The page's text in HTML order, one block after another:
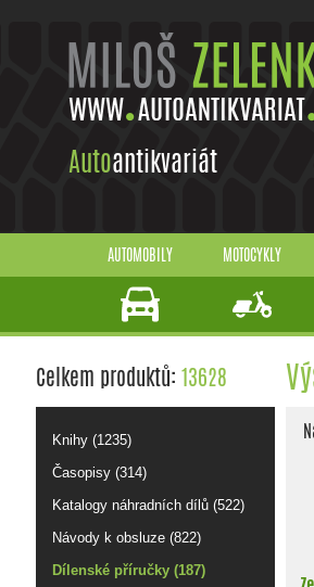
Autoantikvariát
AUTOMOBILY MOTOCYKLY
Celkem produktů: 13628
Knihy (1235)
Časopisy (314)
Katalogy náhradních dílů (522)
Návody k obsluze (822)
Dílenské příručky (187)